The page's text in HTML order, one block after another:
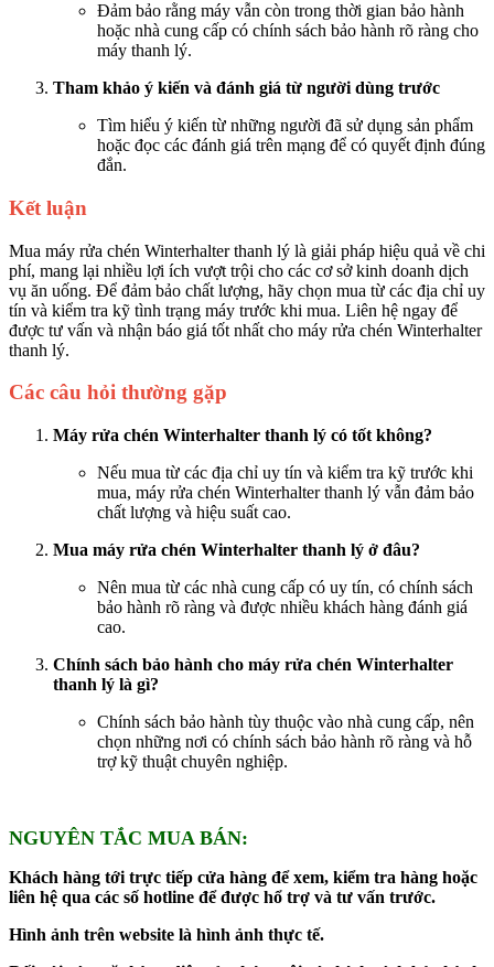
Đảm bảo rằng máy vẫn còn trong thời gian bảo hành
hoặc nhà cung cấp có chính sách bảo hành rõ ràng cho
máy thanh lý.
Tham khảo ý kiến và đánh giá từ người dùng trước
Tìm hiểu ý kiến từ những người đã sử dụng sản phẩm
hoặc đọc các đánh giá trên mạng để có quyết định đúng
đắn.
Kết luận
Mua máy rửa chén Winterhalter thanh lý là giải pháp hiệu quả về chi
phí, mang lại nhiều lợi ích vượt trội cho các cơ sở kinh doanh dịch
vụ ăn uống. Để đảm bảo chất lượng, hãy chọn mua từ các địa chỉ uy
tín và kiểm tra kỹ tình trạng máy trước khi mua. Liên hệ ngay để
được tư vấn và nhận báo giá tốt nhất cho máy rửa chén Winterhalter
thanh lý.
Các câu hỏi thường gặp
Máy rửa chén Winterhalter thanh lý có tốt không?
Nếu mua từ các địa chỉ uy tín và kiểm tra kỹ trước khi
mua, máy rửa chén Winterhalter thanh lý vẫn đảm bảo
chất lượng và hiệu suất cao.
Mua máy rửa chén Winterhalter thanh lý ở đâu?
Nên mua từ các nhà cung cấp có uy tín, có chính sách
bảo hành rõ ràng và được nhiều khách hàng đánh giá
cao.
Chính sách bảo hành cho máy rửa chén Winterhalter
thanh lý là gì?
Chính sách bảo hành tùy thuộc vào nhà cung cấp, nên
chọn những nơi có chính sách bảo hành rõ ràng và hỗ
trợ kỹ thuật chuyên nghiệp.
NGUYÊN TẮC MUA BÁN:
Khách hàng tới trực tiếp cửa hàng để xem, kiểm tra hàng hoặc
liên hệ qua các số hotline để được hổ trợ và tư vấn trước.
Hình ảnh trên website là hình ảnh thực tế.